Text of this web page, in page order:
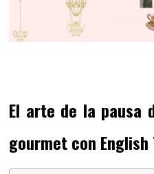
2
0
El arte de la pausa
gourmet con English